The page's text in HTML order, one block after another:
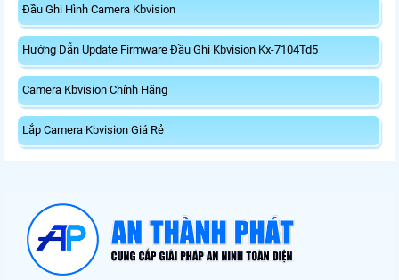
Đầu Ghi Hình Camera Kbvision
Hướng Dẫn Update Firmware Đầu Ghi Kbvision Kx-7104Td5
Camera Kbvision Chính Hãng
Lắp Camera Kbvision Giá Rẻ